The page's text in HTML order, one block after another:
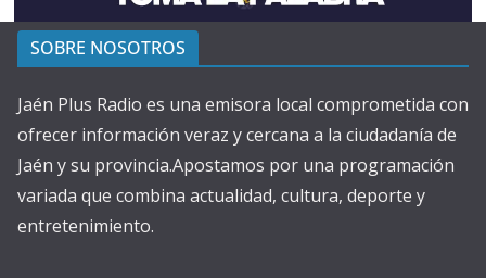
SOBRE NOSOTROS
Jaén Plus Radio es una emisora local comprometida con
ofrecer información veraz y cercana a la ciudadanía de
Jaén y su provincia.Apostamos por una programación
variada que combina actualidad, cultura, deporte y
entretenimiento.